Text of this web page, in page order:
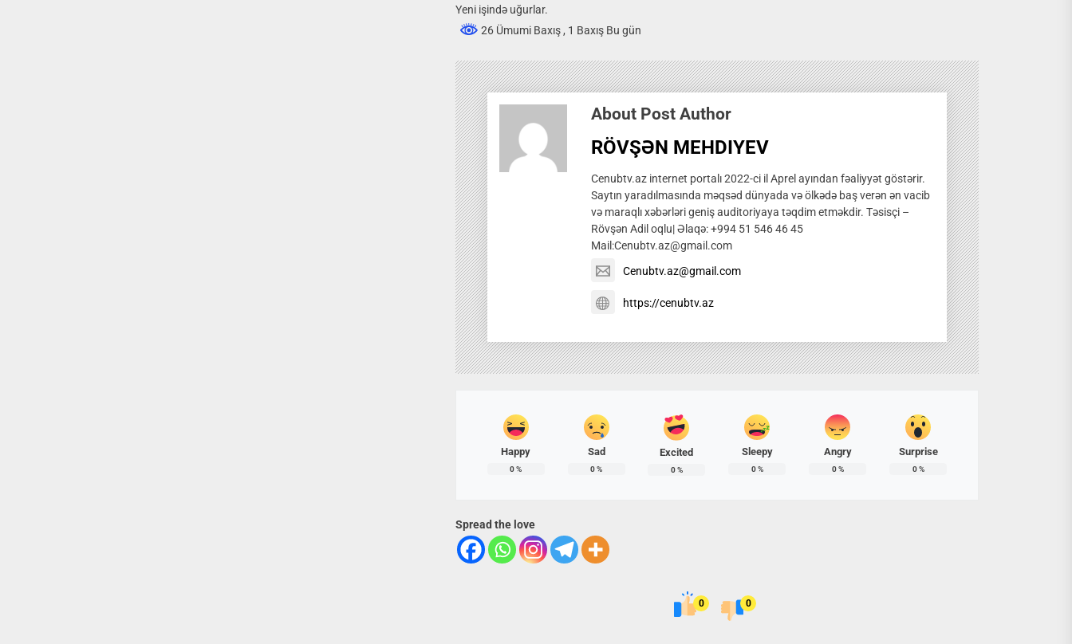
Yeni işində uğurlar.
26 Ümumi Baxış, 1 Baxış Bu gün
About Post Author
RÖVŞƏN MEHDIYEV
Cenubtv.az internet portalı 2022-ci il Aprel ayından fəaliyyət göstərir.
Saytın yaradılmasında məqsəd dünyada və ölkədə baş verən ən vacib
və maraqlı xəbərləri geniş auditoriyaya təqdim etməkdir. Təsisçi –
Rövşən Adil oqlu| Əlaqə: +994 51 546 46 45
Mail:Cenubtv.az@gmail.com
Cenubtv.az@gmail.com
https://cenubtv.az
Happy
0%
Sad
0%
Excited
0%
Sleepy
0%
Angry
0%
Surprise
0%
Spread the love
0 0